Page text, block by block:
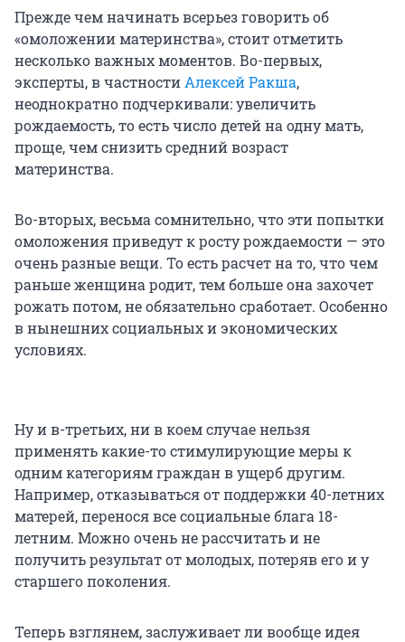
Прежде чем начинать всерьез говорить об
«омоложении материнства», стоит отметить
несколько важных моментов. Во-первых,
эксперты, в частности Алексей Ракша,
неоднократно подчеркивали: увеличить
рождаемость, то есть число детей на одну мать,
проще, чем снизить средний возраст
материнства.
Во-вторых, весьма сомнительно, что эти попытки
омоложения приведут к росту рождаемости — это
очень разные вещи. То есть расчет на то, что чем
раньше женщина родит, тем больше она захочет
рожать потом, не обязательно сработает. Особенно
в нынешних социальных и экономических
условиях.
Ну и в-третьих, ни в коем случае нельзя
применять какие-то стимулирующие меры к
одним категориям граждан в ущерб другим.
Например, отказываться от поддержки 40-летних
матерей, перенося все социальные блага 18-
летним. Можно очень не рассчитать и не
получить результат от молодых, потеряв его и у
старшего поколения.
Теперь взглянем, заслуживает ли вообще идея